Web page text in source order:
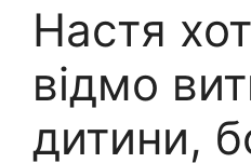
Настя
відмо
дитини,